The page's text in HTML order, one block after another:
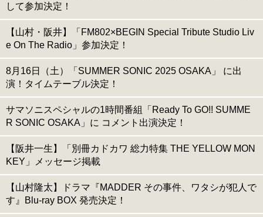
して参加決定！
【山村・阪井】「FM802×BEGIN Special Tribute Studio Liv
e On The Radio」参加決定！
8月16日（土）「SUMMER SONIC 2025 OSAKA」 に出
演！タイムテーブル決定！
サマソニスペシャルの1時間番組「Ready To GO!! SUMME
R SONIC OSAKA」に コメント出演決定！
【阪井一生】「別冊カドカワ 総力特集 THE YELLOW MON
KEY」メッセージ掲載
【山村隆太】ドラマ『MADDER その事件、ワタシが犯人で
す』Blu-ray BOX 発売決定！